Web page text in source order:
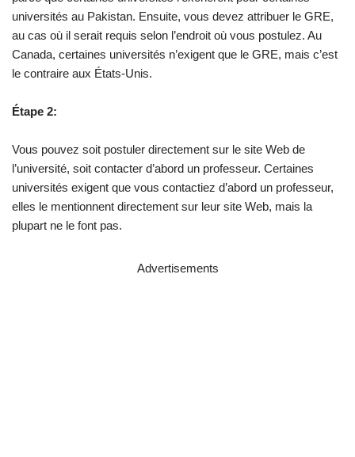
universités au Pakistan. Ensuite, vous devez attribuer le GRE,
au cas où il serait requis selon l’endroit où vous postulez. Au
Canada, certaines universités n’exigent que le GRE, mais c’est
le contraire aux États-Unis.
Étape 2:
Vous pouvez soit postuler directement sur le site Web de
l’université, soit contacter d’abord un professeur. Certaines
universités exigent que vous contactiez d’abord un professeur,
elles le mentionnent directement sur leur site Web, mais la
plupart ne le font pas.
Advertisements